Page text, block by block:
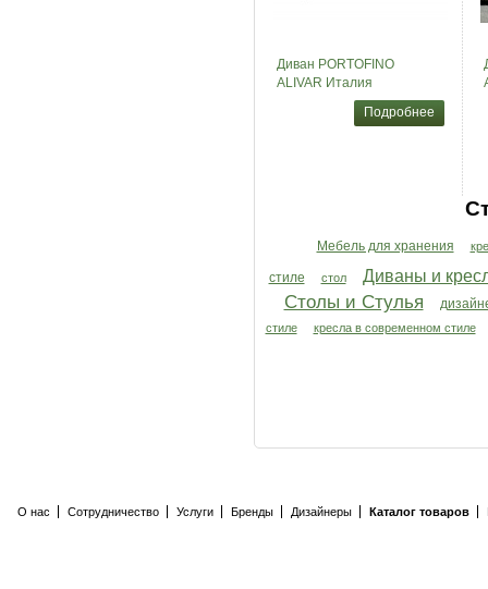
Диван PORTOFINO
ALIVAR Италия
Подробнее
Мебель для хранения
стиле стол Диваны и
Столы и Cтулья
стиле
кресла в современном стиле
О нас Сотрудничество Услуги Бренды Дизайнеры Каталог товаров